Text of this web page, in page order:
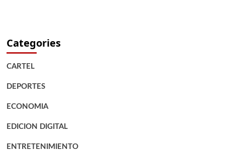
Categories
CARTEL
DEPORTES
ECONOMIA
EDICION DIGITAL
ENTRETENIMIENTO